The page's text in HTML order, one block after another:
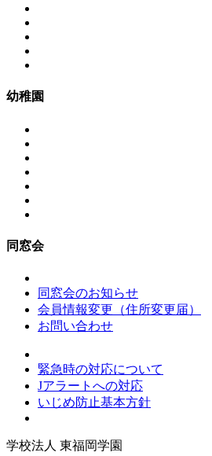
幼稚園
同窓会
同窓会のお知らせ
会員情報変更（住所変更届）
お問い合わせ
緊急時の対応について
Jアラートへの対応
いじめ防止基本方針
学校法人 東福岡学園